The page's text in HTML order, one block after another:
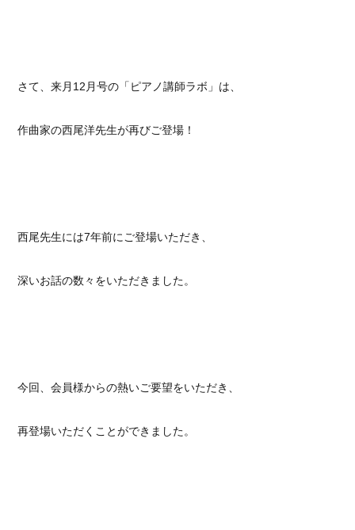
さて、来月12月号の「ピアノ講師ラボ」は、
作曲家の西尾洋先生が再びご登場！
西尾先生には7年前にご登場いただき、
深いお話の数々をいただきました。
今回、会員様からの熱いご要望をいただき、
再登場いただくことができました。